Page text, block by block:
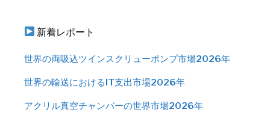
新着レポート
世界の両吸込ツインスクリューポンプ市場2026年
世界の輸送におけるIT支出市場2026年
アクリル真空チャンバーの世界市場2026年